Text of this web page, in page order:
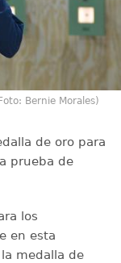
Bernie Morales)
de oro para
prueba de
los
en esta
medalla de